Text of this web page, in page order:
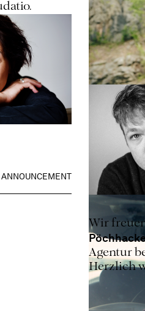
ANNOUNCEMENT
Wir
Agentur
Herzlich